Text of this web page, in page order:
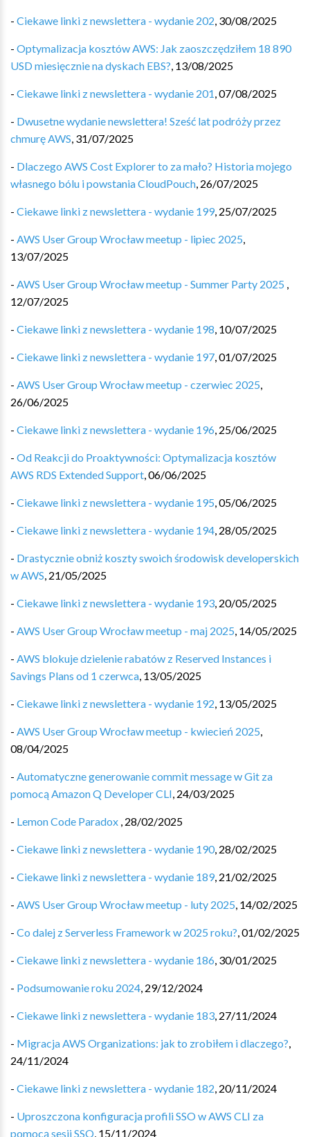
- Ciekawe linki z newslettera - wydanie 202, 30/08/2025
- Optymalizacja kosztów AWS: Jak zaoszczędziłem 18 890
USD miesięcznie na dyskach EBS?, 13/08/2025
- Ciekawe linki z newslettera - wydanie 201,07/08/2025
- Dwusetne wydanie newslettera! Sześć lat podróży przez
chmurę AWS, 31/07/2025
- Dlaczego AWS Cost Explorer to za mało? Historia mojego
własnego bólu i powstania CloudPouch, 26/07/2025
- Ciekawe linki z newslettera - wydanie 199, 25/07/2025
- AWS User Group Wrocław meetup - lipiec 2025,
13/07/2025
- AWS User Group Wrocław meetup - Summer Party 2025 ,
12/07/2025
- Ciekawe linki z newslettera - wydanie 198, 10/07/2025
- Ciekawe linki z newslettera - wydanie 197,01/07/2025
- AWS User Group Wrocław meetup - czerwiec 2025,
26/06/2025
- Ciekawe linki z newslettera - wydanie 196, 25/06/2025
- Od Reakcji do Proaktywności: Optymalizacja kosztów
AWS RDS Extended Support,06/06/2025
- Ciekawe linki z newslettera - wydanie 195,05/06/2025
- Ciekawe linki z newslettera - wydanie 194, 28/05/2025
- Drastycznie obniż koszty swoich środowisk developerskich
w AWS, 21/05/2025
- Ciekawe linki z newslettera - wydanie 193, 20/05/2025
- AWS User Group Wrocław meetup - maj 2025, 14/05/2025
- AWS blokuje dzielenie rabatów z Reserved Instances i
Savings Plans od 1 czerwca, 13/05/2025
- Ciekawe linki z newslettera - wydanie 192, 13/05/2025
- AWS User Group Wrocław meetup - kwiecień 2025,
08/04/2025
- Automatyczne generowanie commit message w Git za
pomocą Amazon Q Developer CLI, 24/03/2025
- Lemon Code Paradox , 28/02/2025
- Ciekawe linki z newslettera - wydanie 190, 28/02/2025
- Ciekawe linki z newslettera - wydanie 189, 21/02/2025
- AWS User Group Wrocław meetup - luty 2025, 14/02/2025
- Co dalej z Serverless Framework w 2025 roku?,01/02/2025
- Ciekawe linki z newslettera - wydanie 186, 30/01/2025
- Podsumowanie roku 2024, 29/12/2024
- Ciekawe linki z newslettera - wydanie 183, 27/11/2024
- Migracja AWS Organizations: jak to zrobiłem i dlaczego?,
24/11/2024
- Ciekawe linki z newslettera - wydanie 182, 20/11/2024
- Uproszczona konfiguracja profili SSO w AWS CLI za
pomocą sesji SSO, 15/11/2024